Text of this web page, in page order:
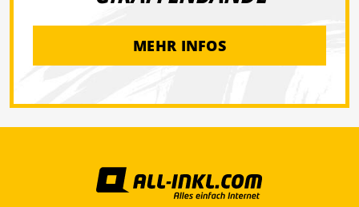
MEHR INFOS